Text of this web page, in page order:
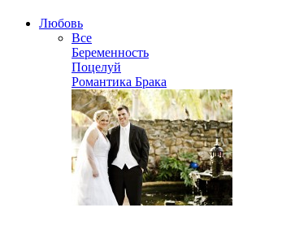
Любовь
Все
Беременность
Поцелуй
Романтика Брака